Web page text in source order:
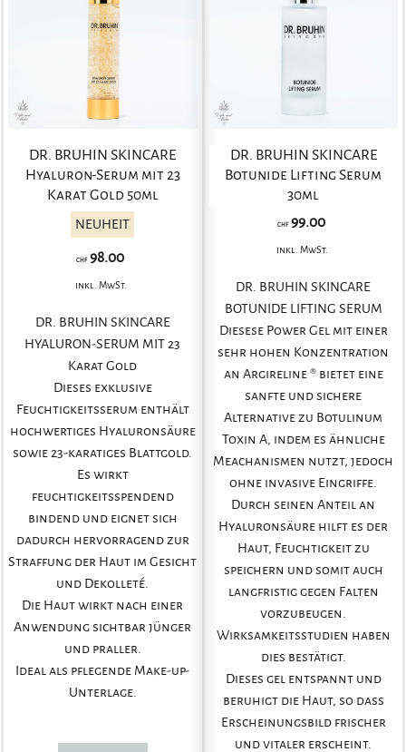
DR. BRUHIN SKINCARE
Hyaluron-Serum mit 23
Karat Gold 50ml
NEUHEIT
CHF 98.00
inkl. MwSt.
DR. BRUHIN SKINCARE
HYALURON-SERUM MIT 23
Karat Gold
Dieses exklusive
Feuchtigkeitsserum enthält
hochwertiges Hyaluronsäure
sowie 23-karatiges Blattgold.
Es wirkt
feuchtigkeitsspendend
bindend und eignet sich
dadurch hervorragend zur
Straffung der Haut im Gesicht
und Dekolleté.
Die Haut wirkt nach einer
Anwendung sichtbar jünger
und praller.
Ideal als pflegende Make-up-
Unterlage.
DR. BRUHIN SKINCARE
Botunide Lifting Serum
30ml
CHF 99.00
inkl. MwSt.
DR. BRUHIN SKINCARE
BOTUNIDE LIFTING SERUM
Diesese Power Gel mit einer
sehr hohen Konzentration
an Argireline ® bietet eine
sanfte und sichere
Alternative zu Botulinum
Toxin A, indem es ähnliche
Meachanismen nutzt, jedoch
ohne invasive Eingriffe.
Durch seinen Anteil an
Hyaluronsäure hilft es der
Haut, Feuchtigkeit zu
speichern und somit auch
langfristig gegen Falten
vorzubeugen.
Wirksamkeitsstudien haben
dies bestätigt.
Dieses gel entspannt und
beruhigt die Haut, so dass
Erscheinungsbild frischer
und vitaler erscheint.